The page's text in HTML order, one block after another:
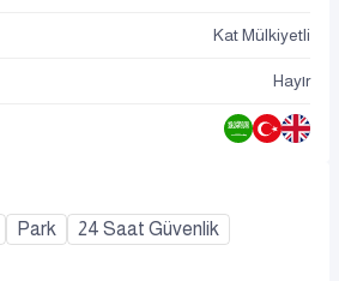
Kat Mülkiyetli
Hayır
Park
24 Saat Güvenlik